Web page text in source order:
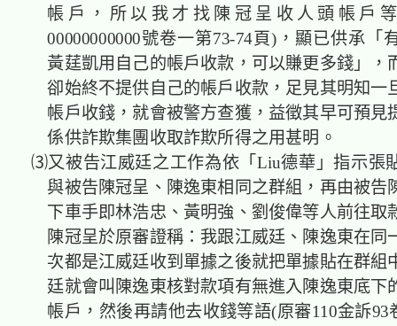
帳戶，所以我才找陳冠呈收人頭帳戶
00000000000號卷一第73-74頁)，顯已供承「
黃莛凱用自己的帳戶收款，可以賺更多錢」，
卻始終不提供自己的帳戶收款，足見其明知一
帳戶收錢，就會被警方查獲，益徵其早可預見
係供詐欺集團收取詐欺所得之用甚明。
⑶又被告江威廷之工作為依「Liu德華」指示張
與被告陳冠呈、陳逸東相同之群組，再由被告
下車手即林浩忠、黃明強、劉俊偉等人前往取
陳冠呈於原審證稱：我跟江威廷、陳逸東在同
次都是江威廷收到單據之後就把單據貼在群組
廷就會叫陳逸東核對款項有無進入陳逸東底下
帳戶，然後再請他去收錢等語(原審110金訴93